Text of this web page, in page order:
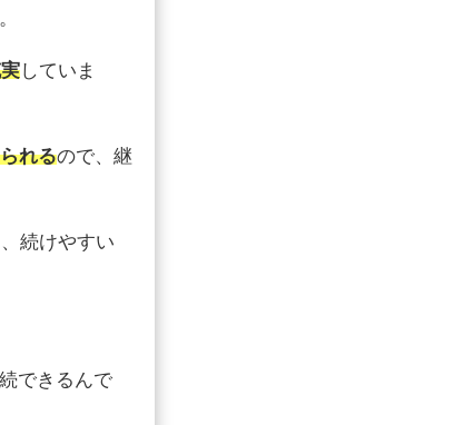
していま
れるので、継
、続けやすい
できるんで